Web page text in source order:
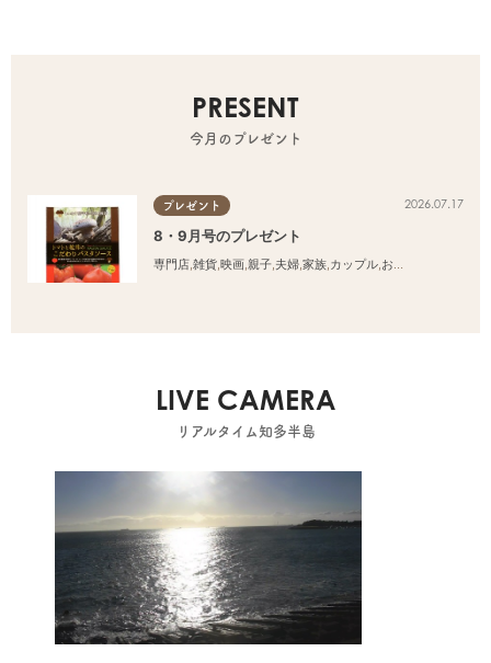
PRESENT
今月のプレゼント
プレゼント 2026.07.17
8・9月号のプレゼント
専門店,雑貨,映画,親子,夫婦,家族,カップル,おひとりさま
LIVE CAMERA
リアルタイム知多半島